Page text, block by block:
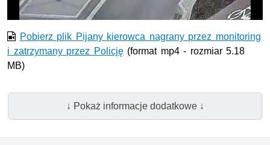
Pobierz plik Pijany kierowca nagrany przez monitoring
i zatrzymany przez Policję(format mp4 - rozmiar 5.18
MB)
↓ Pokaż informacje dodatkowe ↓